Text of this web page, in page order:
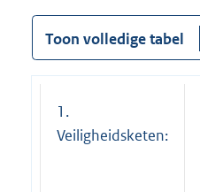
Toon volledige tabel
1.
Veiligheidsketen: